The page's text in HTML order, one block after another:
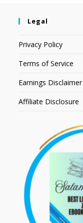
Legal
Privacy Policy
Terms of Service
Earnings Disclaimer
Affiliate Disclosure